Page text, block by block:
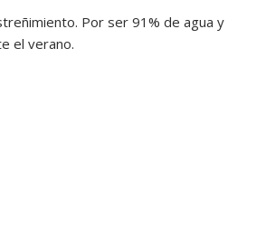
Por ser 91% de agua y
el verano.